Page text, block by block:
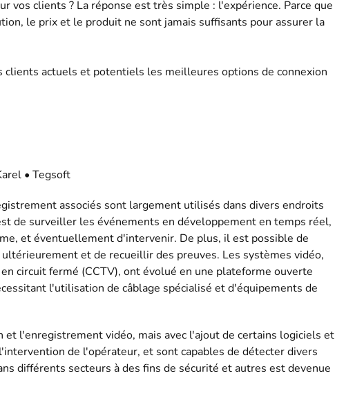
clients ? La réponse est très simple : l'expérience. Parce que
le prix et le produit ne sont jamais suffisants pour assurer la
actuels et potentiels les meilleures options de connexion
• Tegsoft
associés sont largement utilisés dans divers endroits
de surveiller les événements en développement en temps réel,
et éventuellement d'intervenir. De plus, il est possible de
et de recueillir des preuves. Les systèmes vidéo,
circuit fermé (CCTV), ont évolué en une plateforme ouverte
l'utilisation de câblage spécialisé et d'équipements de
l'enregistrement vidéo, mais avec l'ajout de certains logiciels et
de l'opérateur, et sont capables de détecter divers
différents secteurs à des fins de sécurité et autres est devenue